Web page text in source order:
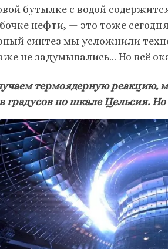
бутылке с водой
нефти, — это тоже
синтез мы усложнили
не задумывались… Но всё
термоядерную реакцию,
градусов по шкале Цельсия. Но